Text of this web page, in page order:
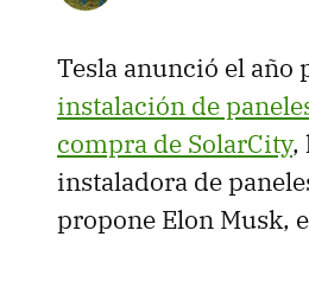
Tesla anunció el año
instalación de
compra de SolarCity,
instaladora de
propone Elon Musk,